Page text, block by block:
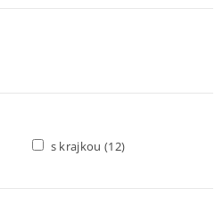
s krajkou (12)